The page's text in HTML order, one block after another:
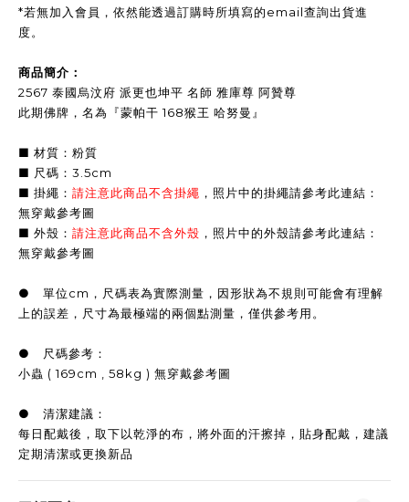
*若無加入會員，依然能透過訂購時所填寫的email查詢出貨進
度。
商品簡介：
2567 泰國烏汶府 派更也坤平 名師 雅庫尊 阿贊尊
此期佛牌，名為『蒙帕干 168猴王 哈努曼』
■ 材質：粉質
■ 尺碼：3.5cm
■ 掛繩： 請注意此商品不含掛繩 ，照片中的掛繩請參考此連結：
無穿戴參考圖
■ 外殼： 請注意此商品不含外殼 ，照片中的外殼請參考此連結：
無穿戴參考圖
● 單位cm，尺碼表為實際測量，因形狀為不規則可能會有理解
上的誤差，尺寸為最極端的兩個點測量，僅供參考用。
● 尺碼參考：
小蟲 ( 169cm , 58kg ) 無穿戴參考圖
● 清潔建議：
每日配戴後，取下以乾淨的布，將外面的汗擦掉，貼身配戴，建議
定期清潔或更換新品